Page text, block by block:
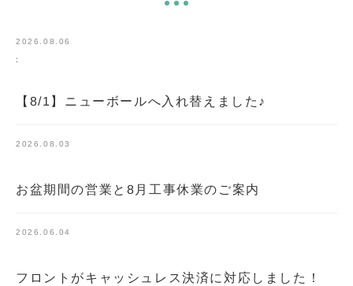
2026.08.06
:
【8/1】ニューボールへ入れ替えました♪
2026.08.03
お盆期間の営業と8月工事休業のご案内
2026.06.04
フロントがキャッシュレス決済に対応しました！